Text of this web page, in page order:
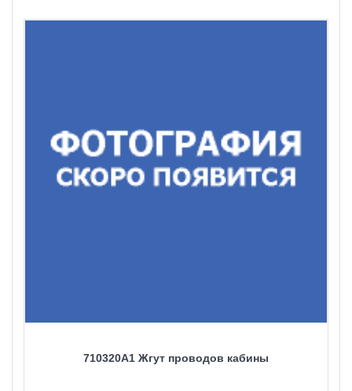
710320A1 Жгут проводов кабины